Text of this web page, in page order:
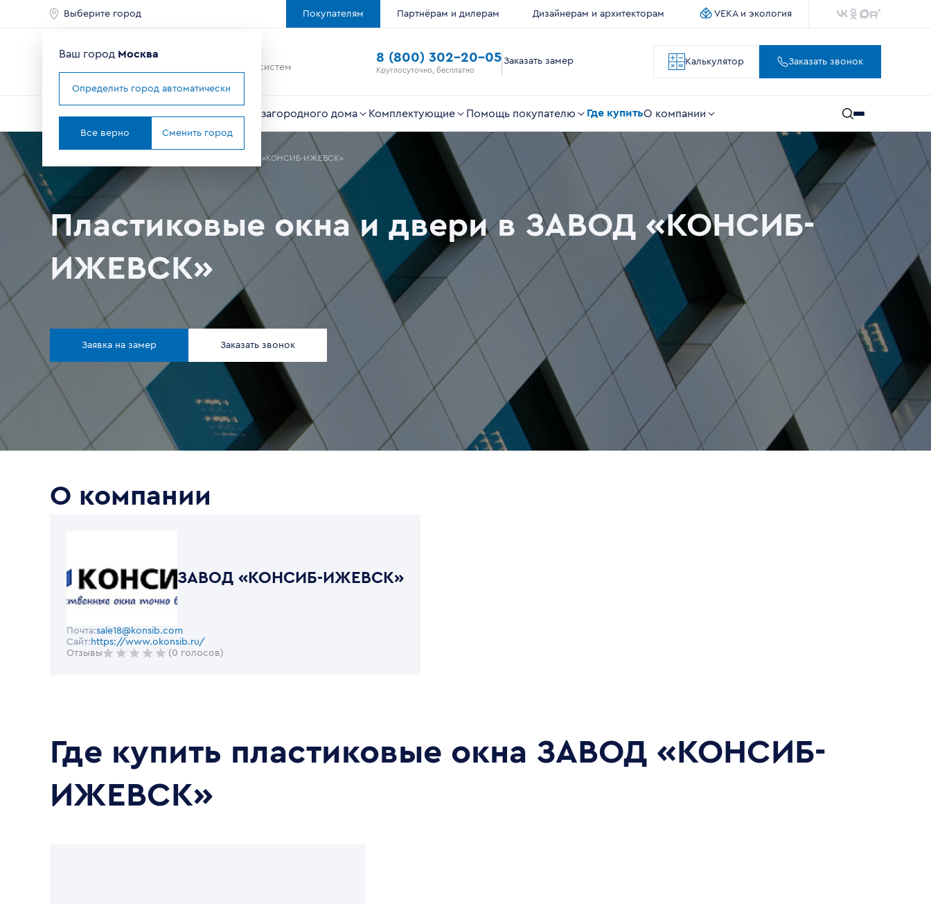
Выберите город Покупателям Партнёрам и дилерам Дизайнерам и архитекторам VEKA и экология
Ведущий мировой
производитель оконных систем
8 (800) 302-20-05
Круглосуточно, бесплатно
Заказать замер Калькулятор Заказать звонок
Для загородного дома Комплектующие Помощь покупателю Где купитьО компании
ЗАВОД «КОНСИБ-ИЖЕВСК»
Пластиковые окна и двери в ЗАВОД «КОНСИБ-
ИЖЕВСК»
Заявка на замер Заказать звонок
О компании
ЗАВОД «КОНСИБ-ИЖЕВСК»
Почта:sale18@konsib.com
Сайт: https://www.okonsib.ru/
Отзывы
(0 голосов)
Где купить пластиковые окна ЗАВОД «КОНСИБ-
ИЖЕВСК»
Ваш город Москва
Определить город автоматически
Все верно Сменить город